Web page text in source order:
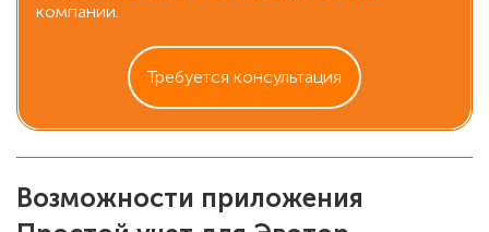
компании.
Требуется консультация
Возможности приложения